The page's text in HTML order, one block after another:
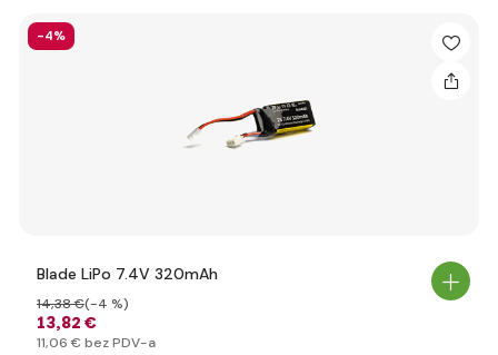
-4%
Blade LiPo 7.4V 320mAh
13,82 €
14,38 €(-4 %)
11,06 € bez PDV-a